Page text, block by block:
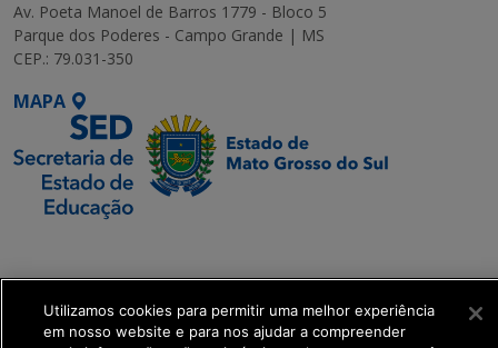
Av. Poeta Manoel de Barros 1779 - Bloco 5
Parque dos Poderes - Campo Grande | MS
CEP.: 79.031-350
MAPA
Executiva de
Transformação Digital
Utilizamos cookies para permitir uma melhor experiência
em nosso website e para nos ajudar a compreender